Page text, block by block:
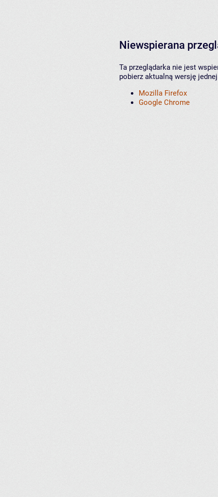
Niewspierana
Ta przeglądarka nie jest
pobierz aktualną wersję
Mozilla Firefox
Google Chrome